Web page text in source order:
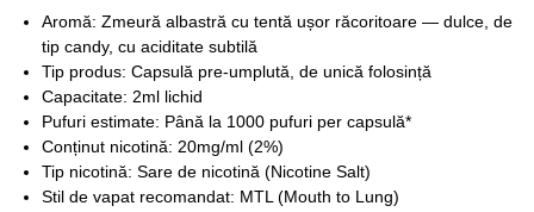
Aromă: Zmeură albastră cu tentă ușor răcoritoare — dulce, de
tip candy, cu aciditate subtilă
Tip produs: Capsulă pre-umplută, de unică folosință
Capacitate: 2ml lichid
Pufuri estimate: Până la 1000 pufuri per capsulă*
Conținut nicotină: 20mg/ml (2%)
Tip nicotină: Sare de nicotină (Nicotine Salt)
Stil de vapat recomandat: MTL (Mouth to Lung)